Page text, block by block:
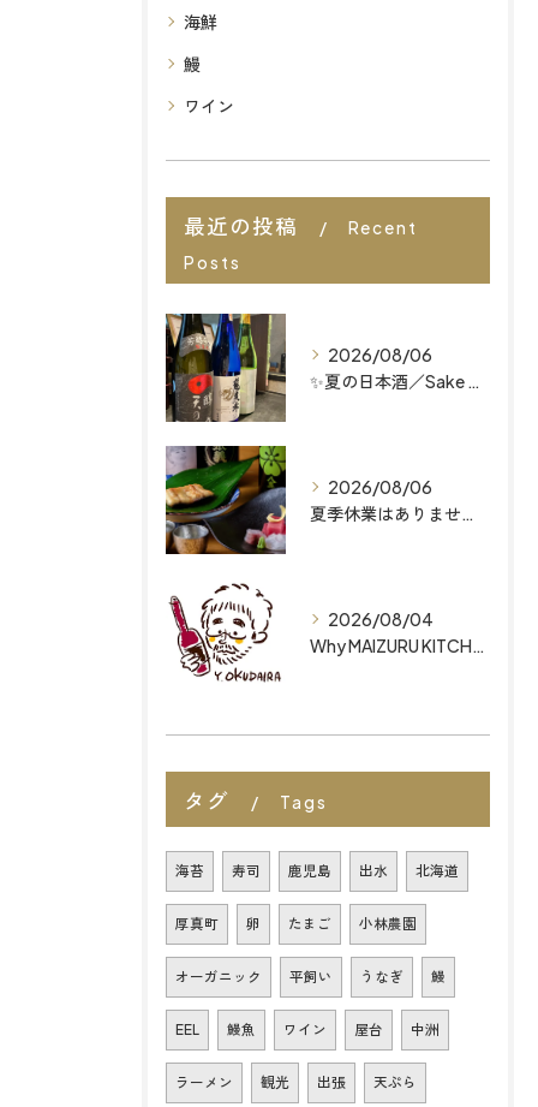
海鮮
鰻
ワイン
最近の投稿
Recent
Posts
2026/08/06
✨夏の日本酒／Sake Menu
2026/08/06
夏季休業はありません 福岡天神の和食店
2026/08/04
Why MAIZURU KITCHEN is Ranked Among the Best Restaurants in Fukuoka for Organic Japanese Cuisine
タグ Tags
海苔 寿司 鹿児島 出水 北海道
厚真町 卵 たまご 小林農園
オーガニック 平飼い うなぎ 鰻
EEL 鰻魚 ワイン 屋台 中洲
ラーメン 観光 出張 天ぷら